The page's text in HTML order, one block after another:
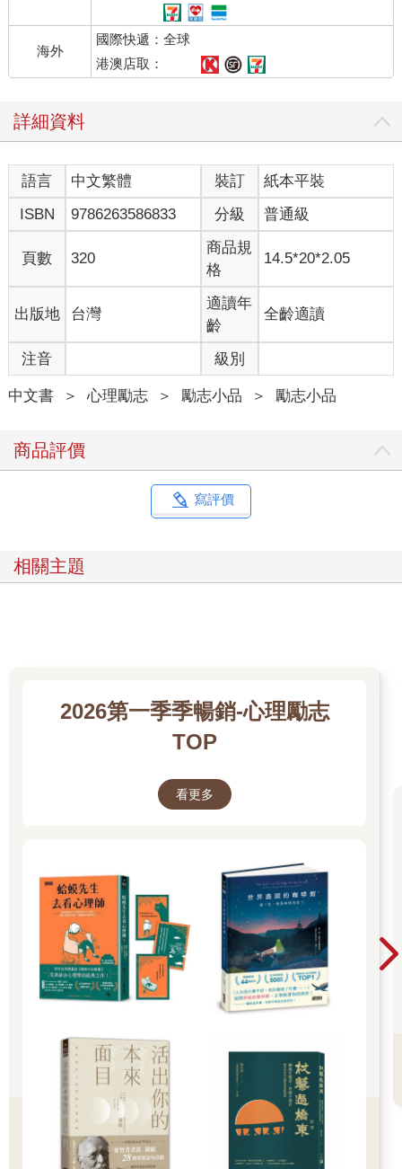
人生翻轉，在美國的大學主修生物科系，本來要繼續醫科。當人
生否極泰來，邁向康莊，他做了兩個大逆轉的選擇。
「在畢業前夕，他放棄在美國執業醫生的路，遁入空門。為
「在富裕之島台灣多年後，他決定到亞洲最貧窮的國度。為
何？」
亞洲最窮的國度之一，尼泊爾，兩千六百年前是佛陀的國，這是
光師父的發願初心。立足所在的加德滿都，也有佛教傳奇。傳說
以前這是一個大湖，文殊菩薩的化身來到這裡時，發覺湖中有座
各種寶石佛的塔，如果湖水消失，塔可以露出來，於是文殊菩薩
切出一缺口，讓湖水流走，加德
滿都成為一座盆地。佛陀誕生國，文殊菩薩走過之境，因何如此
貧窮？偏遠的尼泊爾山區，有很多貧困、失親的孤兒。沒有資源
的光師父來了，定居下來。
「哪來的勇氣？」光師父說：「將『我』變小一些，勇氣就會大
一些。」
山坡上的佛寺，就是他來到後興建的。不是黃瓦飛簷，外觀是淸
大興土木的沙彌學院工程，怪手在挖地基。每天早上六點三十
分，沙彌做早課時，工人也開始上工，一邊是梵唄，一邊是工程
走路微跛的他，我問：「怎麼了？」葉師姐說，有一次在巡視工
程時跌倒，腳趾骨裂。石膏拆下後，仍有後遺症。「怎麼不根
治療，久了也就習慣了。
菩薩沙彌學院原本設定只招收十歲以上的孩子。兩年前，五歲的
泊爾有一百二十三種語言，就算都是尼泊爾人，老師也是費很大
該怎麼教五歲的孩子規矩？有一天，小宗全違規三次，被學長處
說，就將自己的食物餵給宗全。
接著，更小的宗濟也來了。龍眼般的大眼，慧黠得像黑夜獨留的
星星，讓人忍不住想掐一下他的臉頰。這年齡應該是換上幼兒園
圍兜，但他沒有。住在山區的他，父親亡故，母親四肢殘障弱
智，小小年紀只能行乞度日。貧瘠的尼泊爾山區，不乏這樣的孩
沙彌學院這樣的小小孩已有十多位，因為日常生活不能自理，老
師多了很多辛苦，住宿空間也不夠。大家阻止師父，不能再收人
他們來了，該怎麼教育？
日常，五點起床，跟公雞一起叫醒太陽。光師父要求每位沙彌都
要輪流司不同的法器，背熟課誦的經文。進入學院三個月，五歲
的宗全到七歲的宗澈、宗和，經過薰陶，雖然還跟不上早課的
《普門品》和晚課的《金剛經》，但是相較於剛從村莊來的樣
海外
國際快遞：全球
港澳店取：
詳細資料
語言 中文繁體 裝訂
紙本平裝
ISBN
9786263586833 分級 普通級
頁數 320
商品規
格
14.5*20*2.05
出版地 台灣
適讀年
齡
全齡適讀
注音 級別
中文書 ＞ 心理勵志 ＞ 勵志小品 ＞ 勵志小品
商品評價
寫評價
相關主題
2026第一季季暢銷-心理勵志
TOP
看更多